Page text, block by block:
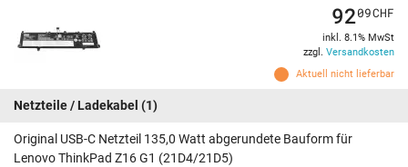
Aktuell nicht lieferbar
9209CHF
inkl. 8.1% MwSt
zzgl. Versandkosten
Netzteile / Ladekabel (1)
Original USB-C Netzteil 135,0 Watt abgerundete Bauform für
Lenovo ThinkPad Z16 G1 (21D4/21D5)